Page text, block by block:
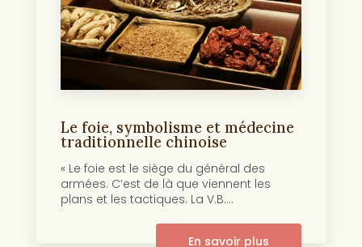
Le foie, symbolisme et médecine
traditionnelle chinoise
« Le foie est le siège du général des
armées. C’est de là que viennent les
plans et les tactiques. La V.B....
En savoir plus